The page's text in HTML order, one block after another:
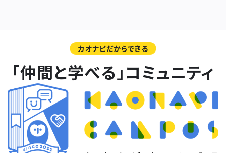
カオナビだからできる
「仲間と学べる」コミュニティ